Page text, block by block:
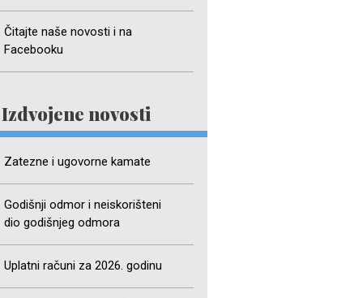
Čitajte naše novosti i na
Facebooku
Izdvojene novosti
Zatezne i ugovorne kamate
Godišnji odmor i neiskorišteni
dio godišnjeg odmora
Uplatni računi za 2026. godinu